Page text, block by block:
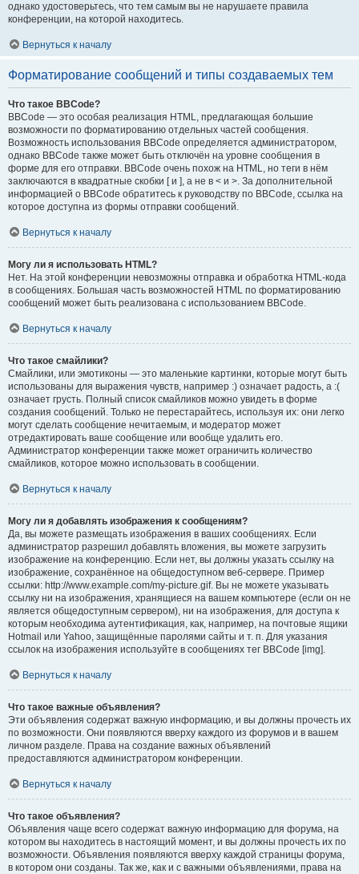
однако удостоверьтесь, что тем самым вы не нарушаете правила
конференции, на которой находитесь.
Вернуться к началу
Форматирование сообщений и типы создаваемых тем
Что такое BBCode?
BBCode — это особая реализация HTML, предлагающая большие
возможности по форматированию отдельных частей сообщения.
Возможность использования BBCode определяется администратором,
однако BBCode также может быть отключён на уровне сообщения в
форме для его отправки. BBCode очень похож на HTML, но теги в нём
заключаются в квадратные скобки [ и ], а не в < и >. За дополнительной
информацией о BBCode обратитесь к руководству по BBCode, ссылка на
которое доступна из формы отправки сообщений.
Вернуться к началу
Могу ли я использовать HTML?
Нет. На этой конференции невозможны отправка и обработка HTML-кода
в сообщениях. Большая часть возможностей HTML по форматированию
сообщений может быть реализована с использованием BBCode.
Вернуться к началу
Что такое смайлики?
Смайлики, или эмотиконы — это маленькие картинки, которые могут быть
использованы для выражения чувств, например :) означает радость, а :(
означает грусть. Полный список смайликов можно увидеть в форме
создания сообщений. Только не перестарайтесь, используя их: они легко
могут сделать сообщение нечитаемым, и модератор может
отредактировать ваше сообщение или вообще удалить его.
Администратор конференции также может ограничить количество
смайликов, которое можно использовать в сообщении.
Вернуться к началу
Могу ли я добавлять изображения к сообщениям?
Да, вы можете размещать изображения в ваших сообщениях. Если
администратор разрешил добавлять вложения, вы можете загрузить
изображение на конференцию. Если нет, вы должны указать ссылку на
изображение, сохранённое на общедоступном веб-сервере. Пример
ссылки: http://www.example.com/my-picture.gif. Вы не можете указывать
ссылку ни на изображения, хранящиеся на вашем компьютере (если он не
является общедоступным сервером), ни на изображения, для доступа к
которым необходима аутентификация, как, например, на почтовые ящики
Hotmail или Yahoo, защищённые паролями сайты и т. п. Для указания
ссылок на изображения используйте в сообщениях тег BBCode [img].
Вернуться к началу
Что такое важные объявления?
Эти объявления содержат важную информацию, и вы должны прочесть их
по возможности. Они появляются вверху каждого из форумов и в вашем
личном разделе. Права на создание важных объявлений
предоставляются администратором конференции.
Вернуться к началу
Что такое объявления?
Объявления чаще всего содержат важную информацию для форума, на
котором вы находитесь в настоящий момент, и вы должны прочесть их по
возможности. Объявления появляются вверху каждой страницы форума,
в котором они созданы. Так же, как и с важными объявлениями, права на